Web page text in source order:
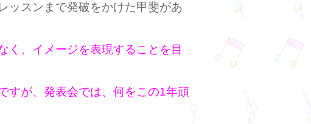
ッスンまで発破をかけた甲斐があ
く、イメージを表現することを目
すが、発表会では、何をこの1年頑